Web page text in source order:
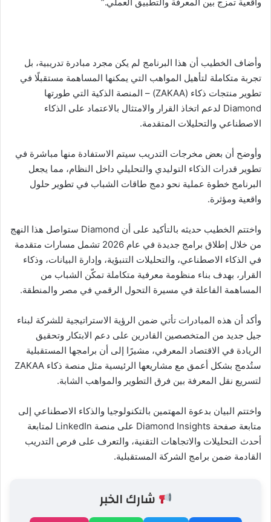
وأضاف الخطيب أن هذا البرنامج لم يكن مجرد مبادرة تدريبية، بل
تجربة متكاملة لتأهيل المواهب التي يمكنها المساهمة مستقبلًا في
تطوير منتجات ذكاء (ZAKAA) – المنصة الذكية التي طورتها
Diamond لدعم اتخاذ القرار والامتثال بالاعتماد على الذكاء
الاصطناعي والتحليلات المتقدمة.
وأوضح أن بعض مخرجات التدريب سيتم الاستفادة منها مباشرة في
تطوير قدرات الذكاء التوليدي والتحليلي داخل النظام، مما يجعل
البرنامج خطوة عملية نحو دمج طاقات الشباب في تطوير حلول
واقعية ومؤثرة.
واختتم الخطيب حديثه بالتأكيد على أن Diamond ستواصل هذا النهج
من خلال إطلاق برامج جديدة في عام 2026 تشمل مسارات متقدمة
في الذكاء الاصطناعي، والتحليلات التنبؤية، وإدارة البيانات، وذكاء
القرار، بهدف بناء منظومة معرفية متكاملة تمكّن الشباب من
المساهمة الفاعلة في مسيرة التحول الرقمي في مصر والمنطقة.
وأكد أن هذه المبادرات تأتي ضمن الرؤية الاستراتيجية للشركة لبناء
جيل جديد من المتخصصين القادرين على دعم الابتكار وتحقيق
الريادة في الاقتصاد المعرفي، مشيرًا إلى أن برامجها المستقبلية
ستُدمج بشكل أعمق مع مشاريعها الرئيسية مثل منصة ذكاء ZAKAA
لتسريع نقل المعرفة بين فرق التطوير والمواهب الشابة.
واختتم البيان بدعوة المهتمين بالتكنولوجيا والذكاء الاصطناعي إلى
متابعة صفحة Diamond Insights على منصة LinkedIn لمتابعة
أحدث التحليلات والاتجاهات التقنية، والتعرف على فرص التدريب
القادمة ضمن برامج الشركة المستقبلية.
شارك الخبر